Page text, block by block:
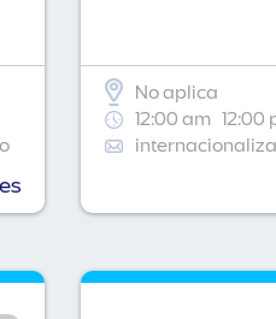
No aplica
12:00 am 12:00